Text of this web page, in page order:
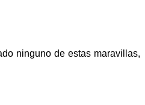
ninguno de estas maravillas,